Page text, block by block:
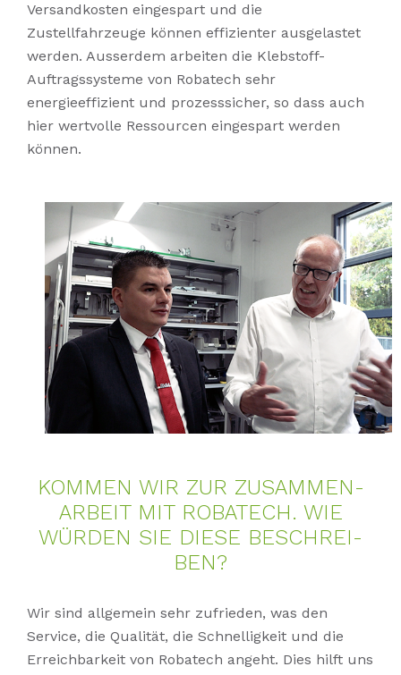
Versandkosten eingespart und die
Zustellfahrzeuge können effizienter ausgelastet
werden. Ausserdem arbeiten die Klebstoff-
Auftragssysteme von Robatech sehr
energieeffizient und prozesssicher, so dass auch
hier wertvolle Ressourcen eingespart werden
können.
KOM­MEN WIR ZUR ZU­SAM­MEN­
AR­BEIT MIT RO­BA­TECH. WIE
WÜR­DEN SIE DIE­SE BE­SCHREI­
BEN?
Wir sind allgemein sehr zufrieden, was den
Service, die Qualität, die Schnelligkeit und die
Erreichbarkeit von Robatech angeht. Dies hilft uns